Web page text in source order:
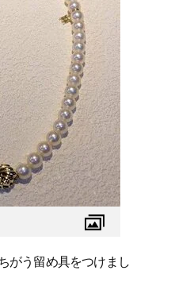
がう留め具をつけまし